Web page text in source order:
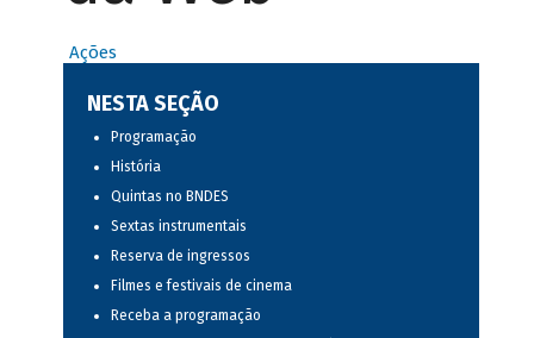
Ações
NESTA SEÇÃO
Programação
História
Quintas no BNDES
Sextas instrumentais
Reserva de ingressos
Filmes e festivais de cinema
Receba a programação